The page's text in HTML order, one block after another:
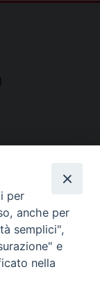
per
anche per
semplici",
e
nella